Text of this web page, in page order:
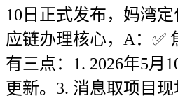
10日正式发布，妈湾
应链办理核心，A：✅
有三点：1. 2026年5月
更新。3. 消息取项目